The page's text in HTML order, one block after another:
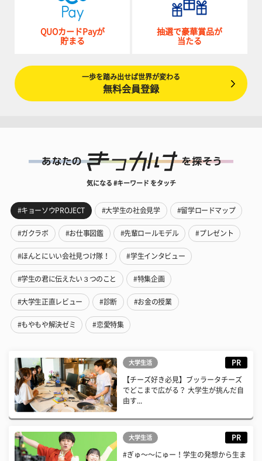
QUOカードPayが
貯まる
抽選で豪華賞品が
当たる
一歩を踏み出せば世界が変わる
無料会員登録
気になる #キーワード をタッチ
#キョーソウPROJECT #大学生の社会見学 #留学ロードマップ
#ガクラボ #お仕事図鑑 #先輩ロールモデル #プレゼント
#ほんとにいい会社見つけ隊！ #学生インタビュー
#学生の君に伝えたい３つのこと #特集企画
#大学生正直レビュー #診断 #お金の授業
#もやもや解決ゼミ #恋愛特集
大学生活 PR
【チーズ好き必見】ブッラータチーズ
でどこまで広がる？ 大学生が挑んだ自
由す...
大学生活 PR
#ぎゅ〜〜にゅー！学生の発想から生ま